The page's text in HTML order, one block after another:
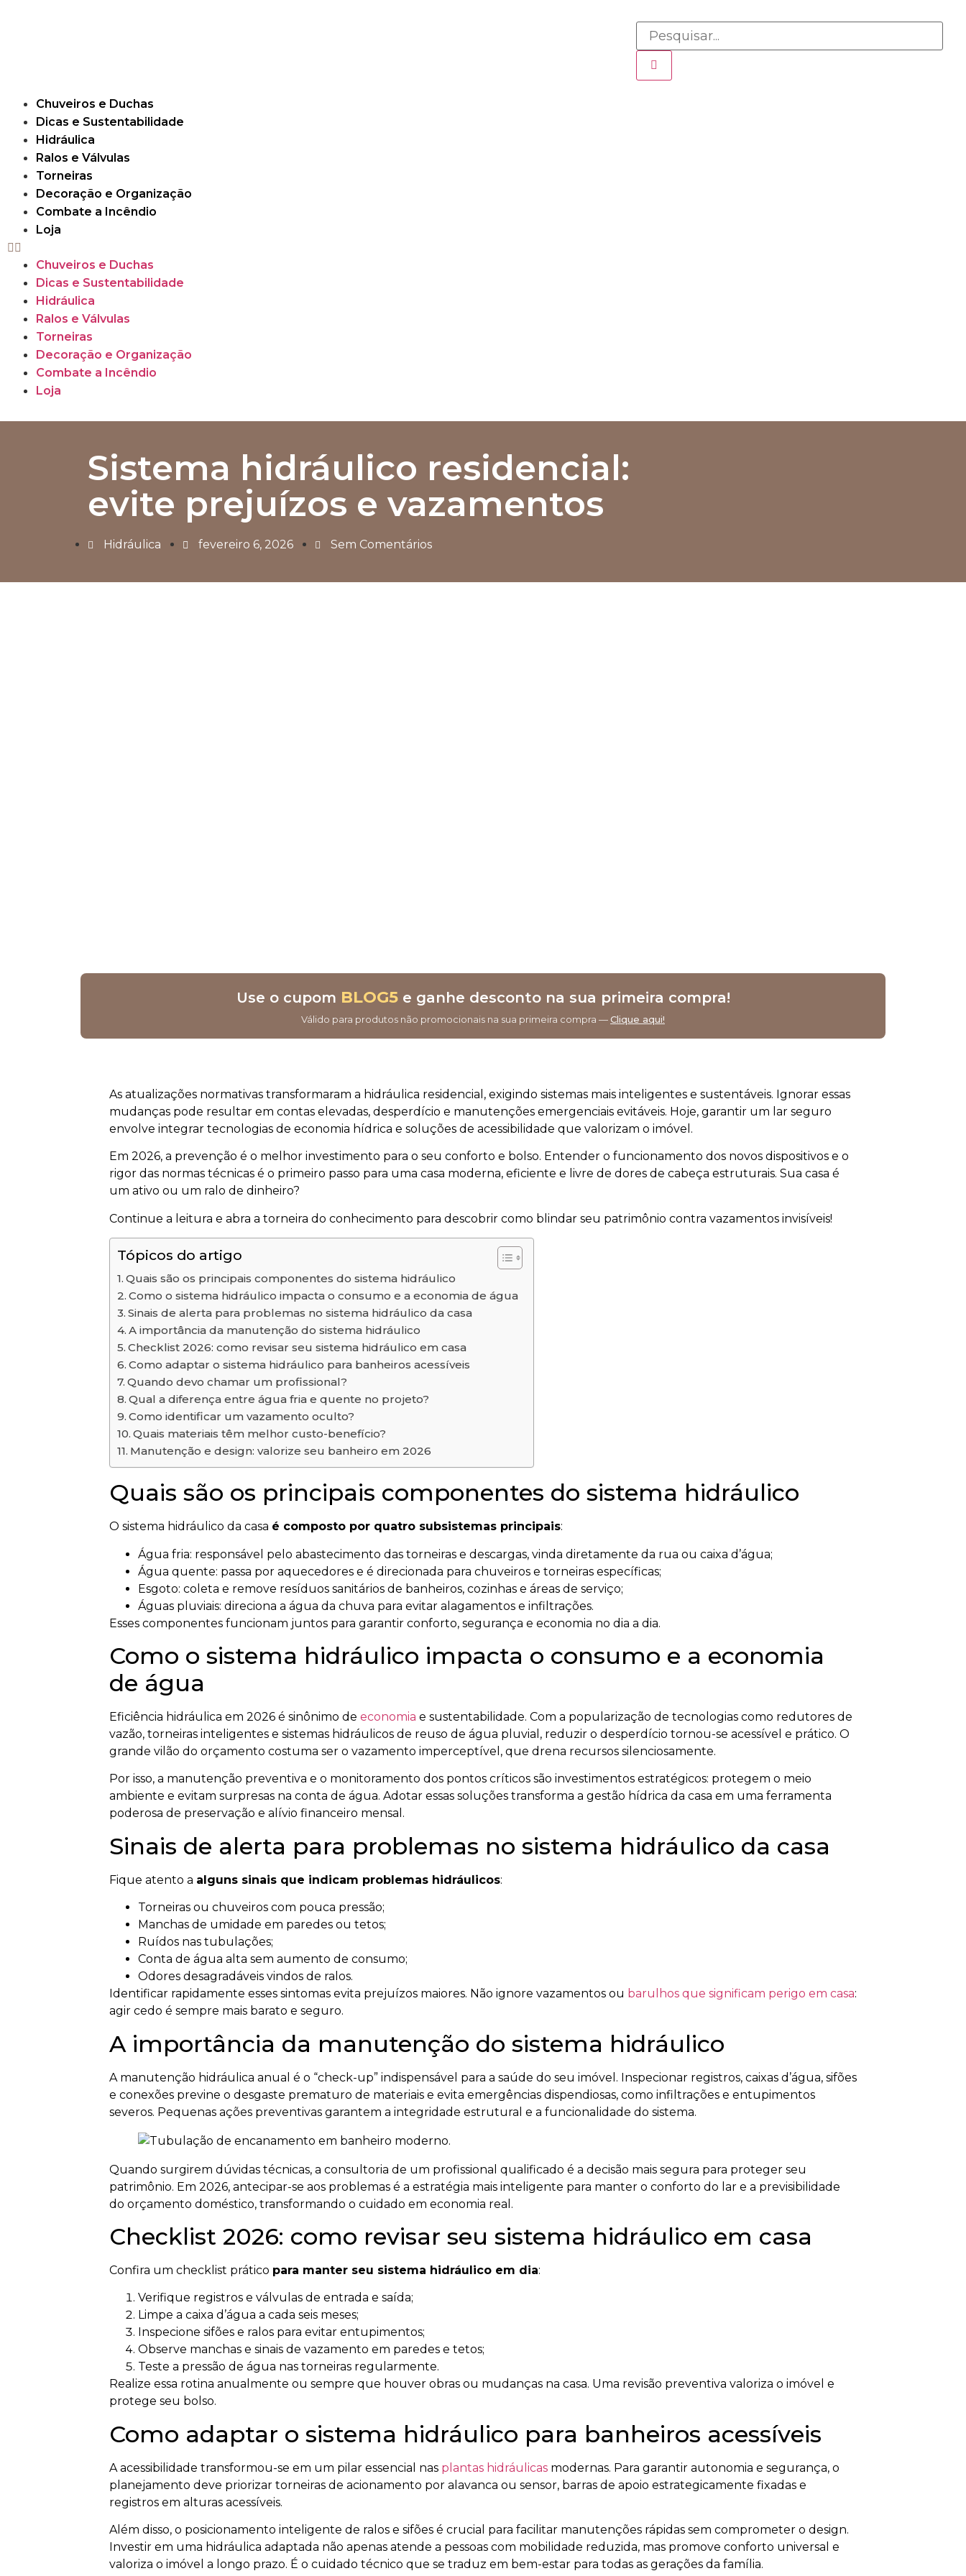
Chuveiros e Duchas
Dicas e Sustentabilidade
Hidráulica
Ralos e Válvulas
Torneiras
Decoração e Organização
Combate a Incêndio
Loja
Chuveiros e Duchas
Dicas e Sustentabilidade
Hidráulica
Ralos e Válvulas
Torneiras
Decoração e Organização
Combate a Incêndio
Loja
Sistema hidráulico residencial:
evite prejuízos e vazamentos
Hidráulica fevereiro 6, 2026 Sem Comentários
Use o cupom BLOG5e ganhe desconto na sua primeira compra!
Válido para produtos não promocionais na sua primeira compra —Clique aqui!
As atualizações normativas transformaram a hidráulica residencial, exigindo sistemas mais inteligentes e sustentáveis. Ignorar essas
mudanças pode resultar em contas elevadas, desperdício e manutenções emergenciais evitáveis. Hoje, garantir um lar seguro
envolve integrar tecnologias de economia hídrica e soluções de acessibilidade que valorizam o imóvel.
Em 2026, a prevenção é o melhor investimento para o seu conforto e bolso. Entender o funcionamento dos novos dispositivos e o
rigor das normas técnicas é o primeiro passo para uma casa moderna, eficiente e livre de dores de cabeça estruturais. Sua casa é
um ativo ou um ralo de dinheiro?
Continue a leitura e abra a torneira do conhecimento para descobrir como blindar seu patrimônio contra vazamentos invisíveis!
Tópicos do artigo
Quais são os principais componentes do sistema hidráulico
Como o sistema hidráulico impacta o consumo e a economia de água
Sinais de alerta para problemas no sistema hidráulico da casa
A importância da manutenção do sistema hidráulico
Checklist 2026: como revisar seu sistema hidráulico em casa
Como adaptar o sistema hidráulico para banheiros acessíveis
Quando devo chamar um profissional?
Qual a diferença entre água fria e quente no projeto?
Como identificar um vazamento oculto?
Quais materiais têm melhor custo-benefício?
Manutenção e design: valorize seu banheiro em 2026
Quais são os principais componentes do sistema hidráulico
O sistema hidráulico da casa é composto por quatro subsistemas principais:
Água fria: responsável pelo abastecimento das torneiras e descargas, vinda diretamente da rua ou caixa d’água;
Água quente: passa por aquecedores e é direcionada para chuveiros e torneiras específicas;
Esgoto: coleta e remove resíduos sanitários de banheiros, cozinhas e áreas de serviço;
Águas pluviais: direciona a água da chuva para evitar alagamentos e infiltrações.
Esses componentes funcionam juntos para garantir conforto, segurança e economia no dia a dia.
Como o sistema hidráulico impacta o consumo e a economia
de água
Eficiência hidráulica em 2026 é sinônimo de economia e sustentabilidade. Com a popularização de tecnologias como redutores de
vazão, torneiras inteligentes e sistemas hidráulicos de reuso de água pluvial, reduzir o desperdício tornou-se acessível e prático. O
grande vilão do orçamento costuma ser o vazamento imperceptível, que drena recursos silenciosamente.
Por isso, a manutenção preventiva e o monitoramento dos pontos críticos são investimentos estratégicos: protegem o meio
ambiente e evitam surpresas na conta de água. Adotar essas soluções transforma a gestão hídrica da casa em uma ferramenta
poderosa de preservação e alívio financeiro mensal.
Sinais de alerta para problemas no sistema hidráulico da casa
Fique atento a alguns sinais que indicam problemas hidráulicos:
Torneiras ou chuveiros com pouca pressão;
Manchas de umidade em paredes ou tetos;
Ruídos nas tubulações;
Conta de água alta sem aumento de consumo;
Odores desagradáveis vindos de ralos.
Identificar rapidamente esses sintomas evita prejuízos maiores. Não ignore vazamentos ou barulhos que significam perigo em casa:
agir cedo é sempre mais barato e seguro.
A importância da manutenção do sistema hidráulico
A manutenção hidráulica anual é o “check-up” indispensável para a saúde do seu imóvel. Inspecionar registros, caixas d’água, sifões
e conexões previne o desgaste prematuro de materiais e evita emergências dispendiosas, como infiltrações e entupimentos
severos. Pequenas ações preventivas garantem a integridade estrutural e a funcionalidade do sistema.
Quando surgirem dúvidas técnicas, a consultoria de um profissional qualificado é a decisão mais segura para proteger seu
patrimônio. Em 2026, antecipar-se aos problemas é a estratégia mais inteligente para manter o conforto do lar e a previsibilidade
do orçamento doméstico, transformando o cuidado em economia real.
Checklist 2026: como revisar seu sistema hidráulico em casa
Confira um checklist prático para manter seu sistema hidráulico em dia:
Verifique registros e válvulas de entrada e saída;
Limpe a caixa d’água a cada seis meses;
Inspecione sifões e ralos para evitar entupimentos;
Observe manchas e sinais de vazamento em paredes e tetos;
Teste a pressão de água nas torneiras regularmente.
Realize essa rotina anualmente ou sempre que houver obras ou mudanças na casa. Uma revisão preventiva valoriza o imóvel e
protege seu bolso.
Como adaptar o sistema hidráulico para banheiros acessíveis
A acessibilidade transformou-se em um pilar essencial nas plantas hidráulicas modernas. Para garantir autonomia e segurança, o
planejamento deve priorizar torneiras de acionamento por alavanca ou sensor, barras de apoio estrategicamente fixadas e
registros em alturas acessíveis.
Além disso, o posicionamento inteligente de ralos e sifões é crucial para facilitar manutenções rápidas sem comprometer o design.
Investir em uma hidráulica adaptada não apenas atende a pessoas com mobilidade reduzida, mas promove conforto universal e
valoriza o imóvel a longo prazo. É o cuidado técnico que se traduz em bem-estar para todas as gerações da família.